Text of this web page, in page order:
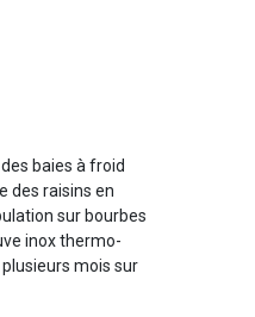
baies à froid
des raisins en
sur bourbes
inox thermo-
mois sur